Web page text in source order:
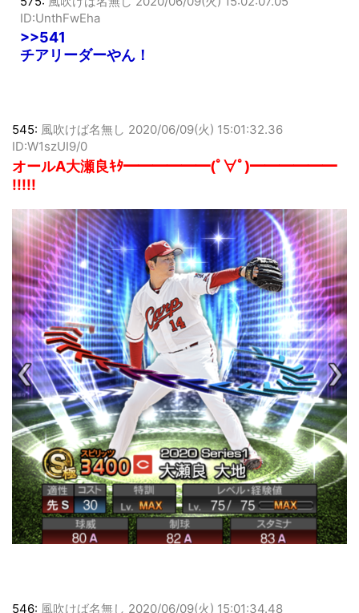
575: 風吹けば名無し 2020/06/09(火) 15:02:07.05
ID:UnthFwEha
>>541
チアリーダーやん！
545: 風吹けば名無し 2020/06/09(火) 15:01:32.36
ID:W1szUI9/0
オールA大瀬良ｷﾀ━━━━━━(ﾟ∀ﾟ)━━━━━━
!!!!!